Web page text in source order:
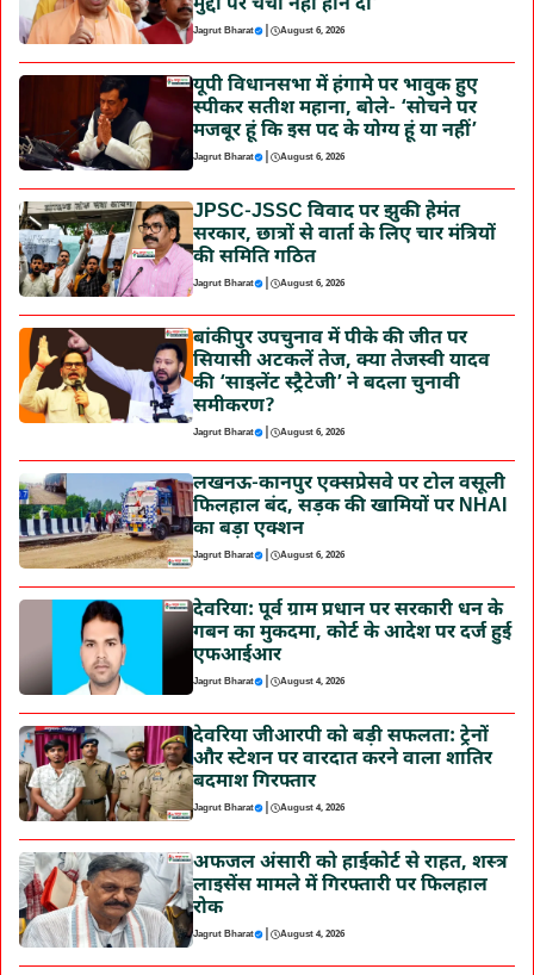
मुद्दों पर चर्चा नहीं होने दी’
Jagrut Bharat | August 6, 2026
यूपी विधानसभा में हंगामे पर भावुक हुए
स्पीकर सतीश महाना, बोले- ‘सोचने पर
मजबूर हूं कि इस पद के योग्य हूं या नहीं’
Jagrut Bharat | August 6, 2026
JPSC-JSSC विवाद पर झुकी हेमंत
सरकार, छात्रों से वार्ता के लिए चार मंत्रियों
की समिति गठित
Jagrut Bharat | August 6, 2026
बांकीपुर उपचुनाव में पीके की जीत पर
सियासी अटकलें तेज, क्या तेजस्वी यादव
की ‘साइलेंट स्ट्रैटेजी’ ने बदला चुनावी
समीकरण?
Jagrut Bharat | August 6, 2026
लखनऊ-कानपुर एक्सप्रेसवे पर टोल वसूली
फिलहाल बंद, सड़क की खामियों पर NHAI
का बड़ा एक्शन
Jagrut Bharat | August 6, 2026
देवरिया: पूर्व ग्राम प्रधान पर सरकारी धन के
गबन का मुकदमा, कोर्ट के आदेश पर दर्ज हुई
एफआईआर
Jagrut Bharat | August 4, 2026
देवरिया जीआरपी को बड़ी सफलता: ट्रेनों
और स्टेशन पर वारदात करने वाला शातिर
बदमाश गिरफ्तार
Jagrut Bharat | August 4, 2026
अफजल अंसारी को हाईकोर्ट से राहत, शस्त्र
लाइसेंस मामले में गिरफ्तारी पर फिलहाल
रोक
Jagrut Bharat | August 4, 2026